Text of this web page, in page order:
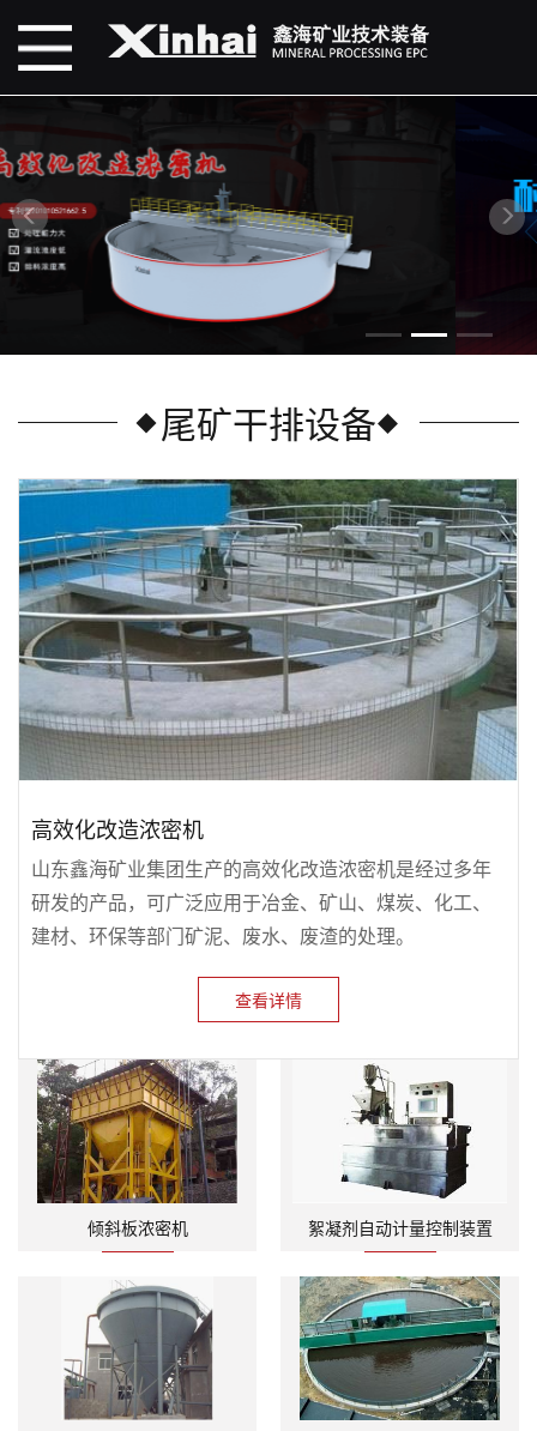
尾矿干排设备
高效化改造浓密机
山东鑫海矿业集团生产的高效化改造浓密机是经过多年
研发的产品，可广泛应用于冶金、矿山、煤炭、化工、
建材、环保等部门矿泥、废水、废渣的处理。
查看详情
倾斜板浓密机 絮凝剂自动计量控制装置